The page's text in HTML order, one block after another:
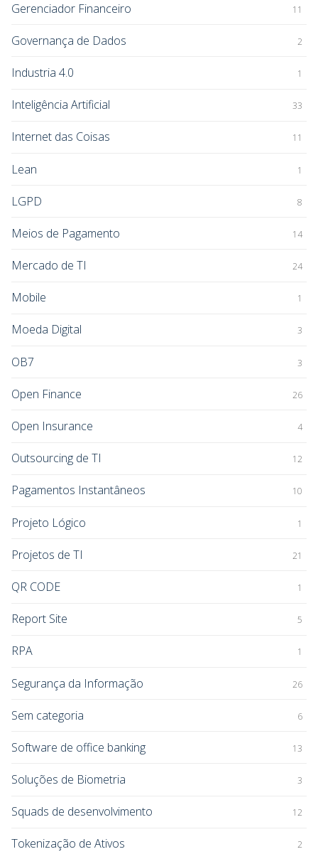
Gerenciador Financeiro 11
Governança de Dados 2
Industria 4.0 1
Inteligência Artificial 33
Internet das Coisas 11
Lean 1
LGPD 8
Meios de Pagamento 14
Mercado de TI 24
Mobile 1
Moeda Digital 3
OB7 3
Open Finance 26
Open Insurance 4
Outsourcing de TI 12
Pagamentos Instantâneos 10
Projeto Lógico 1
Projetos de TI 21
QR CODE 1
Report Site 5
RPA 1
Segurança da Informação 26
Sem categoria 6
Software de office banking 13
Soluções de Biometria 3
Squads de desenvolvimento 12
Tokenização de Ativos 2